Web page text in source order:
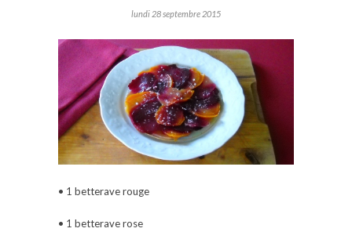
lundi 28 septembre 2015
• 1 betterave rouge
• 1 betterave rose